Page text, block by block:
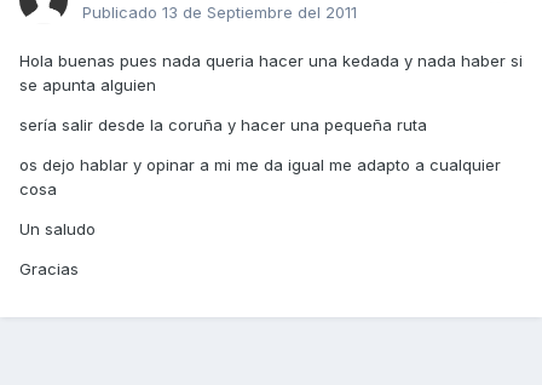
Publicado 13 de Septiembre del 2011
Hola buenas pues nada queria hacer una kedada y nada haber si
se apunta alguien
sería salir desde la coruña y hacer una pequeña ruta
os dejo hablar y opinar a mi me da igual me adapto a cualquier
cosa
Un saludo
Gracias